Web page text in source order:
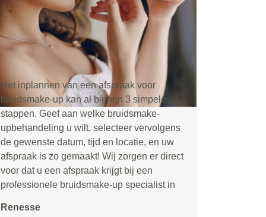
Het inplannen van een afspraak voor
bruidsmake-up kan al binnen 3 simpele
stappen. Geef aan welke bruidsmake-
upbehandeling u wilt, selecteer vervolgens
de gewenste datum, tijd en locatie, en uw
afspraak is zo gemaakt! Wij zorgen er direct
voor dat u een afspraak krijgt bij een
professionele bruidsmake-up specialist in
Renesse